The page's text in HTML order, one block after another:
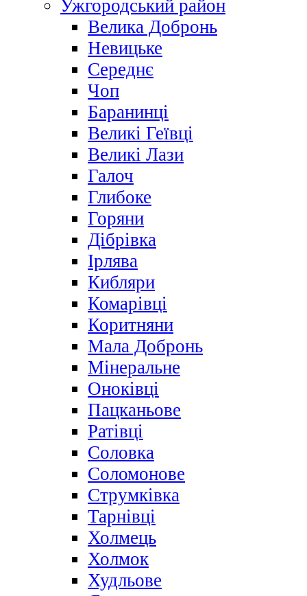
Ужгородський район
Велика Добронь
Невицьке
Середнє
Чоп
Баранинці
Великі Геївці
Великі Лази
Галоч
Глибоке
Горяни
Дібрівка
Ірлява
Кибляри
Комарівці
Коритняни
Мала Добронь
Мінеральне
Оноківці
Пацканьове
Ратівці
Соловка
Соломонове
Струмківка
Тарнівці
Холмець
Холмок
Худльове